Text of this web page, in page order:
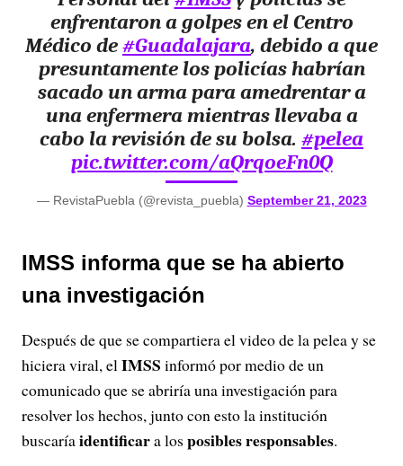
enfrentaron a golpes en el Centro
Médico de#Guadalajara, debido a que
presuntamente los policías habrían
sacado un arma para amedrentar a
una enfermera mientras llevaba a
cabo la revisión de su bolsa. #pelea
pic.twitter.com/aQrqoeFn0Q
— RevistaPuebla (@revista_puebla) September 21, 2023
IMSS informa que se ha abierto
una investigación
Después de que se compartiera el video de la pelea y se
hiciera viral, elIMSS informó por medio de un
comunicado que se abriría una investigación para
resolver los hechos, junto con esto la institución
buscaríaidentificara los posibles responsables.